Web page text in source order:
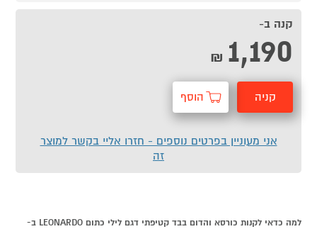
קנה ב-
1,190
₪
קניה הוסף
אני מעוניין בפרטים נוספים - חזרו אליי בקשר למוצר
זה
למה כדאי לקנות כורסא והדום בבד קטיפתי דגם לילי כתום LEONARDO ב-